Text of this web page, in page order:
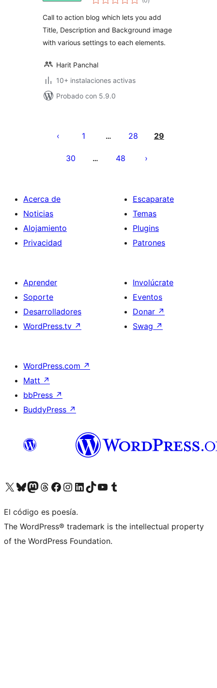
en
Call to action blog which lets you add
Title, Description and Background image
with various settings to each elements.
Harit Panchal
10+ instalaciones activas
Probado con 5.9.0
1 … 28 29
30 … 48
Acerca de
Noticias
Alojamiento
Privacidad
Escaparate
Temas
Plugins
Patrones
Aprender
Soporte
Desarrolladores
WordPress.tv ↗
Involúcrate
Eventos
Donar ↗
Swag ↗
WordPress.com ↗
Matt ↗
bbPress ↗
BuddyPress ↗
Visita nuestra cuenta de X (anteriormente Twitter)
Visita nuestra cuenta de Bluesky
Visita nuestra cuenta de Mastodon
Visita nuestra cuenta de Threads
Visita nuestra página de Facebook
Visita nuestra cuenta de Instagram
Visita nuestra cuenta de LinkedIn
Visita nuestra cuenta de TikTok
Visita nuestro canal de YouTube
Visita nuestra cuenta de Tumblr
El código es poesía.
The WordPress® trademark is the intellectual property
of the WordPress Foundation.